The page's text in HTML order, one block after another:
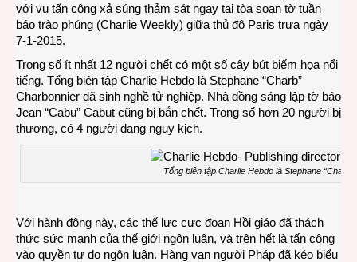
bị
công
với vụ tấn công xả súng thảm sát ngay tại tòa soạn tờ tuần
báo trào phúng (Charlie Weekly) giữa thủ đô Paris trưa ngày
7-1-2015.
Trong số ít nhất 12 người chết có một số cây bút biếm họa nổi
tiếng. Tổng biên tập Charlie Hebdo là Stephane “Charb”
Charbonnier đã sinh nghề tử nghiệp. Nhà đồng sáng lập tờ báo
Jean “Cabu” Cabut cũng bị bắn chết. Trong số hơn 20 người bị
thương, có 4 người đang nguy kịch.
Tổng biên tập Charlie Hebdo là Stephane
Với hành động này, các thế lực cực đoan Hồi giáo đã thách
thức sức mạnh của thế giới ngôn luận, và trên hết là tấn công
vào quyền tự do ngôn luận. Hàng vạn người Pháp đã kéo biểu